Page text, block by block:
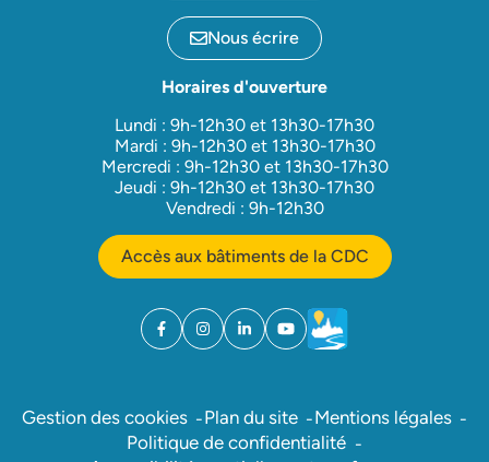
Nous écrire
Horaires d'ouverture
Lundi : 9h-12h30 et 13h30-17h30
Mardi : 9h-12h30 et 13h30-17h30
Mercredi : 9h-12h30 et 13h30-17h30
Jeudi : 9h-12h30 et 13h30-17h30
Vendredi : 9h-12h30
Accès aux bâtiments de la CDC
Facebook
(ouverture dans un nouvel onglet)
Instagram
(ouverture dans un nouvel onglet)
Linkedin
(ouverture dans un nouvel onglet)
YouTube
(ouverture dans un nouvel
Météo
(ouverture dans un
Gestion des cookies Plan du site
Mentions légales
Politique de confidentialité